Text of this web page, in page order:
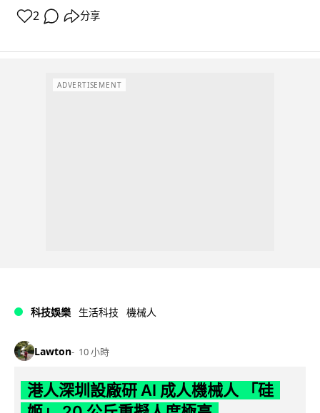
2 分享
ADVERTISEMENT
科技娛樂 生活科技 機械人
Lawton 10 小時
港人深圳設廠研 AI 成人機械人 「硅